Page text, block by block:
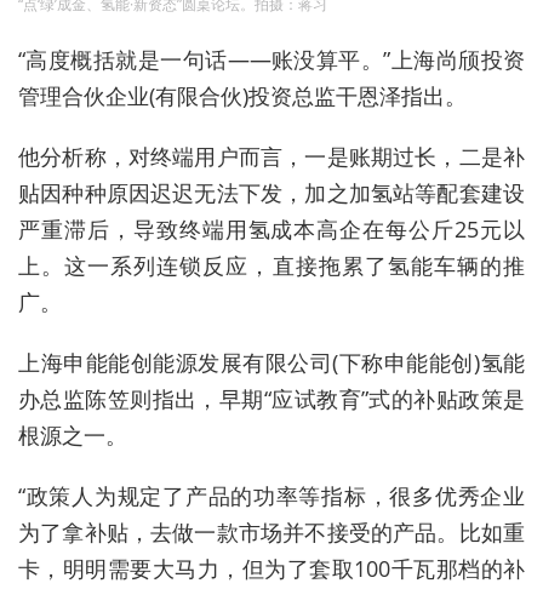
“点‘绿’成金、氢能·新资态”圆桌论坛。拍摄：蒋习
“高度概括就是一句话——账没算平。”上海尚颀投资
管理合伙企业(有限合伙)投资总监干恩泽指出。
他分析称，对终端用户而言，一是账期过长，二是补
贴因种种原因迟迟无法下发，加之加氢站等配套建设
严重滞后，导致终端用氢成本高企在每公斤25元以
上。这一系列连锁反应，直接拖累了氢能车辆的推
广。
上海申能能创能源发展有限公司(下称申能能创)氢能
办总监陈笠则指出，早期“应试教育”式的补贴政策是
根源之一。
“政策人为规定了产品的功率等指标，很多优秀企业
为了拿补贴，去做一款市场并不接受的产品。比如重
卡，明明需要大马力，但为了套取100千瓦那档的补